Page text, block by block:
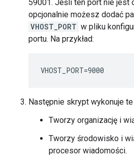
59001. Jeśli ten port nie jest
opcjonalnie możesz dodać
VHOST_PORT w pliku
portu. Na przykład:
VHOST_PORT=9000
Następnie skrypt wykonuje te
Tworzy organizację i
Tworzy środowisko i
procesor wiadomości.